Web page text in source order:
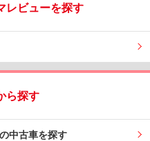
レビューを探す
ら探す
中古車を探す